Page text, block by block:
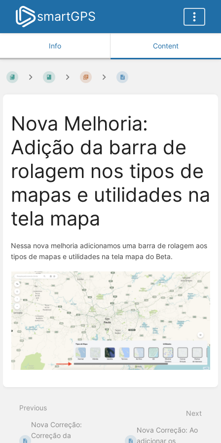
smartGPS
Info Content
Nova Melhoria:
Adição da barra de
rolagem nos tipos de
mapas e utilidades na
tela mapa
Nessa nova melhoria adicionamos uma barra de rolagem aos
tipos de mapas e utilidades na tela mapa do Beta.
mode
Previous
Nova Correção:
Correção da
Next
Nova Correção: Ao
adicionar os